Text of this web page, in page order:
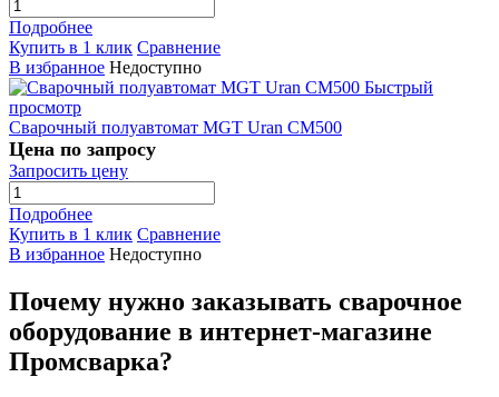
Подробнее
Купить в 1 клик Сравнение
В избранное Недоступно
Быстрый
просмотр
Сварочный полуавтомат MGT Uran CM500
Цена по запросу
Запросить цену
Подробнее
Купить в 1 клик Сравнение
В избранное Недоступно
Почему нужно заказывать сварочное
оборудование в интернет-магазине
Промсварка?